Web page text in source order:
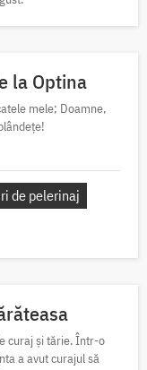
la Optina
mele; Doamne,
de pelerinaj
curaj și tărie. Într-o
a avut curajul să